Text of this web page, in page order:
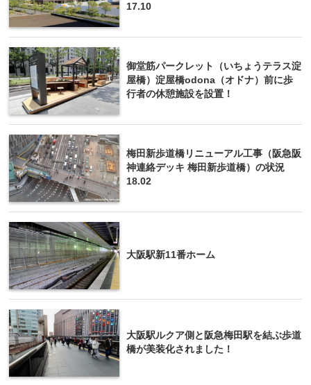
17.10
御堂筋パークレット（いちょうテラス淀
屋橋）淀屋橋odona（オドナ）前に歩
行者の休憩施設を設置！
梅田新歩道橋リニューアル工事（阪急阪
神連絡デッキ 梅田新歩道橋）の状況
18.02
大阪駅新11番ホーム
大阪駅ルクア側と阪急梅田駅を結ぶ歩道
橋が美装化されました！